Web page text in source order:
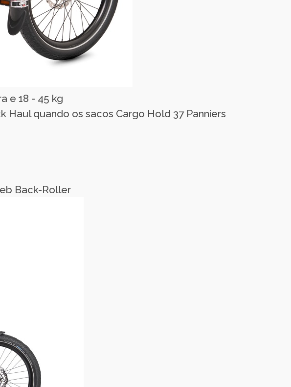
e 18 - 45 kg
quando os sacos Cargo Hold 37 Panniers
Back-Roller